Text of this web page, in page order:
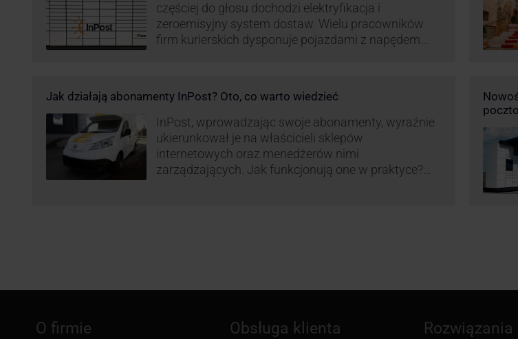
częściej do głosu dochodzi elektryfikacja i
zeroemisyjny system dostaw. Wielu pracowników
firm kurierskich dysponuje pojazdami z napędem
postanowił wprowadzić również InPost. To
wzbudziło ogromny sprzeciw pracowników …
Jak działają abonamenty InPost? Oto, co warto wiedzieć
InPost, wprowadzając swoje abonamenty, wyraźnie
ukierunkował je na właścicieli sklepów
internetowych oraz menedżerów nimi
zarządzających. Jak funkcjonują one w praktyce?
O firmie Obsługa klienta